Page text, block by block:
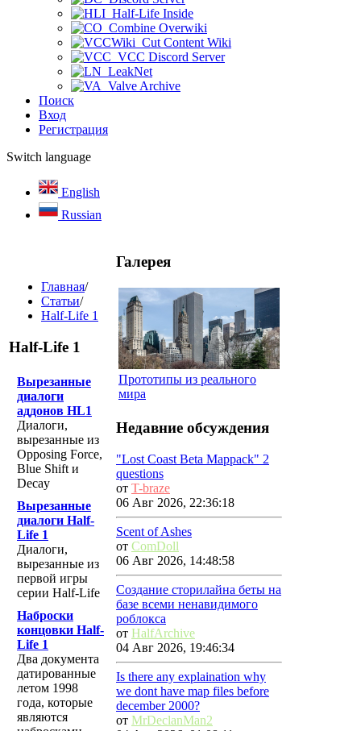
Half-Life Inside
Combine Overwiki
Cut Content Wiki
VCC Discord Server
LeakNet
Valve Archive
Поиск
Вход
Регистрация
Switch language
English
Russian
Главная/
Статьи/
Half-Life 1
Half-Life 1
Вырезанные
диалоги
аддонов HL1
Диалоги,
вырезанные из
Opposing Force,
Blue Shift и
Decay
Вырезанные
диалоги Half-
Life 1
Диалоги,
вырезанные из
первой игры
серии Half-Life
Наброски
концовки Half-
Life 1
Два документа
датированные
летом 1998
года, которые
являются
Галерея
Прототипы из реального
мира
Недавние обсуждения
"Lost Coast Beta Mappack" 2
questions
от T-braze
06 Авг 2026, 22:36:18
Scent of Ashes
от ComDoll
06 Авг 2026, 14:48:58
Создание сторилайна беты на
базе всеми ненавидимого
роблокса
от HalfArchive
04 Авг 2026, 19:46:34
Is there any explaination why
we dont have map files before
december 2000?
от MrDeclanMan2